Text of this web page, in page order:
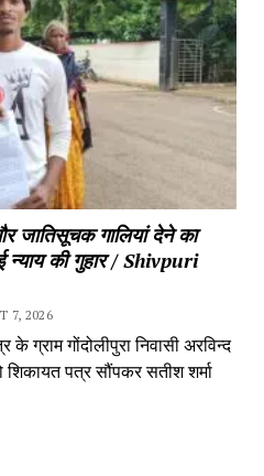
जातिसूचक गालियां देने का
की गुहार / Shivpuri
7, 2026
ग्राम गोंदोलीपुरा निवासी अरविन्द
पत्र सौंपकर सतीश शर्मा